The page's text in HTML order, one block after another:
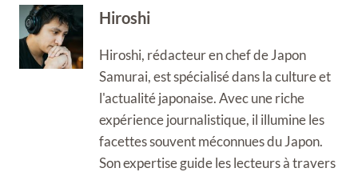
Hiroshi
Hiroshi, rédacteur en chef de Japon
Samurai, est spécialisé dans la culture et
l'actualité japonaise. Avec une riche
expérience journalistique, il illumine les
facettes souvent méconnues du Japon.
Son expertise guide les lecteurs à travers